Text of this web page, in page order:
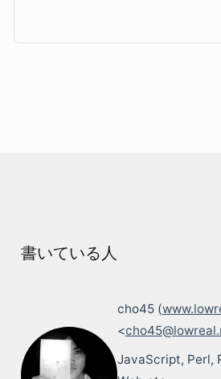
書いている人
cho45 (
<
JavaScript, Perl,